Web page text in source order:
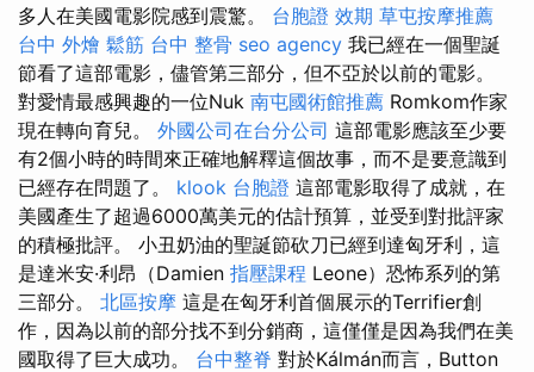
多人在美國電影院感到震驚。 台胞證 效期 草屯按摩推薦
台中 外燴 鬆筋 台中 整骨 seo agency 我已經在一個聖誕
節看了這部電影，儘管第三部分，但不亞於以前的電影。
對愛情最感興趣的一位Nuk 南屯國術館推薦 Romkom作家
現在轉向育兒。 外國公司在台分公司 這部電影應該至少要
有2個小時的時間來正確地解釋這個故事，而不是要意識到
已經存在問題了。 klook 台胞證 這部電影取得了成就，在
美國產生了超過6000萬美元的估計預算，並受到對批評家
的積極批評。 小丑奶油的聖誕節砍刀已經到達匈牙利，這
是達米安·利昂（Damien 指壓課程 Leone）恐怖系列的第
三部分。 北區按摩 這是在匈牙利首個展示的Terrifier創
作，因為以前的部分找不到分銷商，這僅僅是因為我們在美
國取得了巨大成功。 台中整脊 對於Kálmán而言，Button